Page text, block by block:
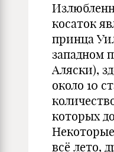
косаток
принца
западном
Аляски),
около 10
которых
всё лето,